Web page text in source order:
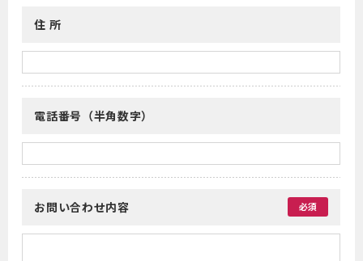
住 所
電話番号（半角数字）
お問い合わせ内容 必須